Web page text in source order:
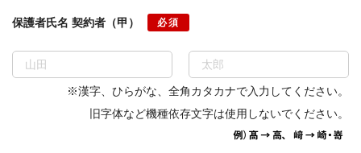
保護者氏名 契約者（甲） 必須
※漢字、ひらがな、全角カタカナで入力してください。
旧字体など機種依存文字は使用しないでください。